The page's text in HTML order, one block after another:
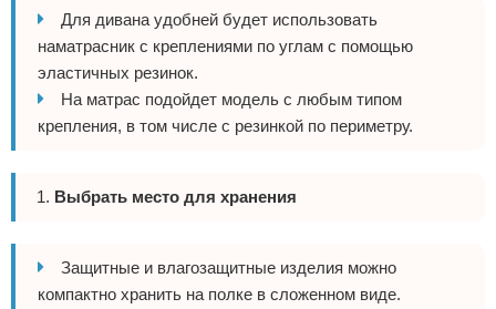
Для дивана удобней будет использовать
наматрасник с креплениями по углам с помощью
эластичных резинок.
На матрас подойдет модель с любым типом
крепления, в том числе с резинкой по периметру.
Выбрать место для хранения
Защитные и влагозащитные изделия можно
компактно хранить на полке в сложенном виде.